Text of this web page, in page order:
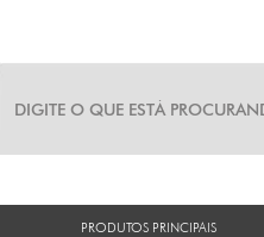
PRODUTOS PRINCIPAIS